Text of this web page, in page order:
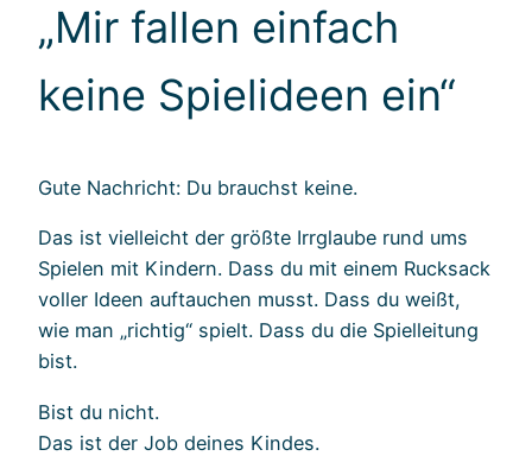
„Mir fallen einfach
keine Spielideen ein“
Gute Nachricht: Du brauchst keine.
Das ist vielleicht der größte Irrglaube rund ums
Spielen mit Kindern. Dass du mit einem Rucksack
voller Ideen auftauchen musst. Dass du weißt,
wie man „richtig“ spielt. Dass du die Spielleitung
bist.
Bist du nicht.
Das ist der Job deines Kindes.